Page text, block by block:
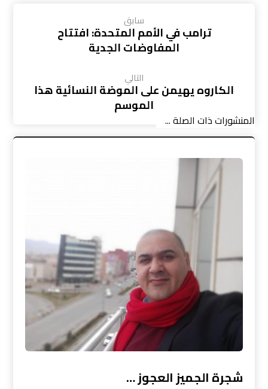
سابق
ترامب في الأمم المتحدة: افتتاح
المفاوضات الجدية
التالي
الكاروه يهيمن على الموضة النسائية هذا
الموسم
المنشورات ذات الصلة ...
شجرة الجميز العجوز …